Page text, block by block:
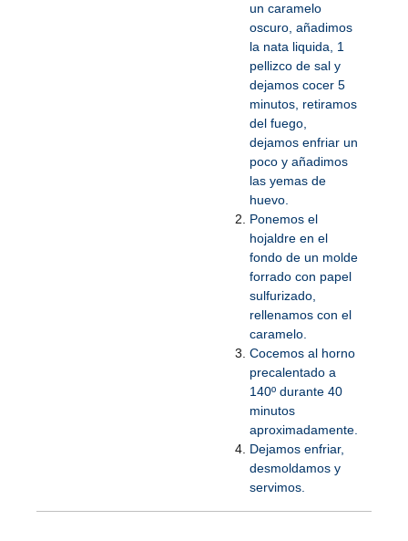
un caramelo
oscuro, añadimos
la nata liquida, 1
pellizco de sal y
dejamos cocer 5
minutos, retiramos
del fuego,
dejamos enfriar un
poco y añadimos
las yemas de
huevo.
Ponemos el
hojaldre en el
fondo de un molde
forrado con papel
sulfurizado,
rellenamos con el
caramelo.
Cocemos al horno
precalentado a
140º durante 40
minutos
aproximadamente.
Dejamos enfriar,
desmoldamos y
servimos.